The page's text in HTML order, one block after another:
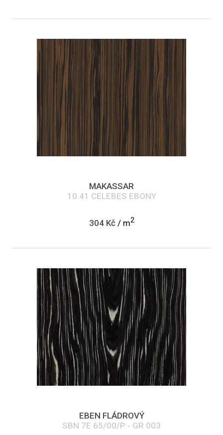
MAKASSAR
10.41 CELEBES EBONY
304 Kč/ m2
EBEN FLÁDROVÝ
SBN 7E 65/00/P - GR 003